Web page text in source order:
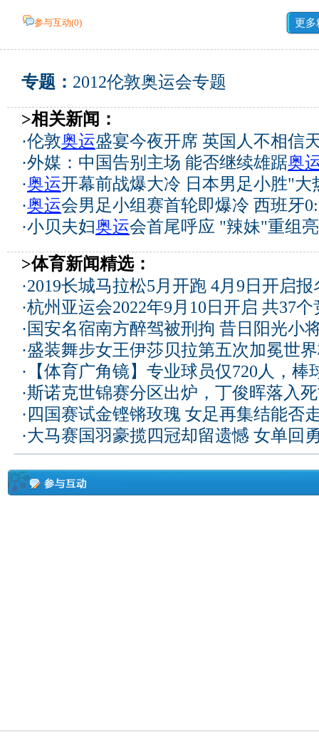
参与互动(0) 更多
专题： 2012伦敦奥运会专题
>相关新闻：
·伦敦奥运盛宴今夜开席 英国人不相信
·外媒：中国告别主场 能否继续雄踞奥
·奥运开幕前战爆大冷 日本男足小胜"大
·奥运会男足小组赛首轮即爆冷 西班牙
·小贝夫妇奥运会首尾呼应 "辣妹"重组
>体育新闻精选：
·2019长城马拉松5月开跑 4月9日开启报
·杭州亚运会2022年9月10日开启 共37
· 国安名宿南方醉驾被刑拘 昔日阳光小
·盛装舞步女王伊莎贝拉第五次加冕世
· 【体育广角镜】专业球员仅720人，
·斯诺克世锦赛分区出炉，丁俊晖落入
· 四国赛试金铿锵玫瑰 女足再集结能否
·大马赛国羽豪揽四冠却留遗憾 女单回